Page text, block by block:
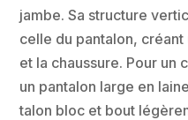
jambe. Sa structure
celle du pantalon,
et la chaussure. Pour
un pantalon large en
talon bloc et bout